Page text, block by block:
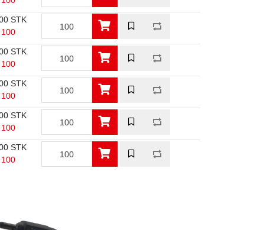
STK
STK
STK
STK
STK